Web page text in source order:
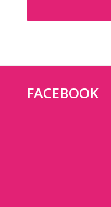
FACEBOOK